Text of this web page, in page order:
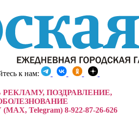
к нам:
РЕКЛАМУ, ПОЗДРАВЛЕНИЕ,
Telegram) 8-922-87-26-626